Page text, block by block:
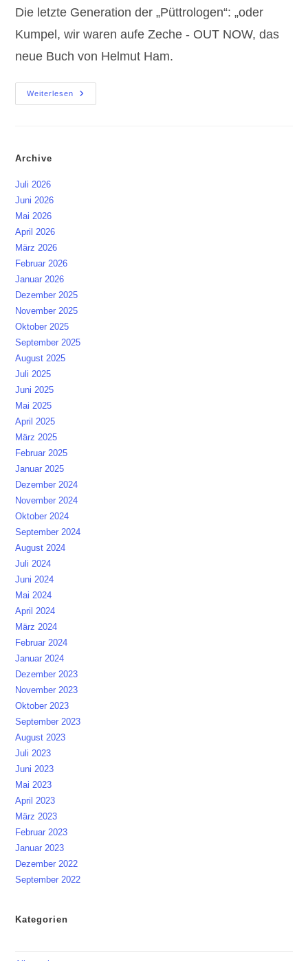
Die letzte Generation der „Püttrologen“: „oder
Kumpel, wir waren aufe Zeche - OUT NOW, das
neue Buch von Helmut Ham.
Weiterlesen
OUT
NOW
Archive
Juli 2026
Juni 2026
Mai 2026
April 2026
März 2026
Februar 2026
Januar 2026
Dezember 2025
November 2025
Oktober 2025
September 2025
August 2025
Juli 2025
Juni 2025
Mai 2025
April 2025
März 2025
Februar 2025
Januar 2025
Dezember 2024
November 2024
Oktober 2024
September 2024
August 2024
Juli 2024
Juni 2024
Mai 2024
April 2024
März 2024
Februar 2024
Januar 2024
Dezember 2023
November 2023
Oktober 2023
September 2023
August 2023
Juli 2023
Juni 2023
Mai 2023
April 2023
März 2023
Februar 2023
Januar 2023
Dezember 2022
September 2022
Kategorien